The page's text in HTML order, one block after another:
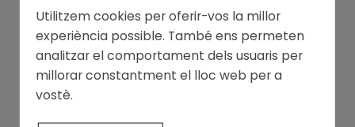
Utilitzem cookies per oferir-vos la millor
experiència possible. També ens permeten
analitzar el comportament dels usuaris per
millorar constantment el lloc web per a
vostè.